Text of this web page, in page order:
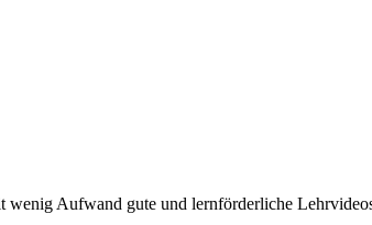
Aufwand gute und lernförderliche